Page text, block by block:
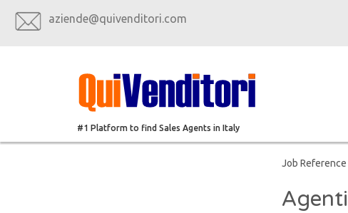
aziende@quivenditori.com
#1 Platform to find Sales Agents in Italy
Job Reference